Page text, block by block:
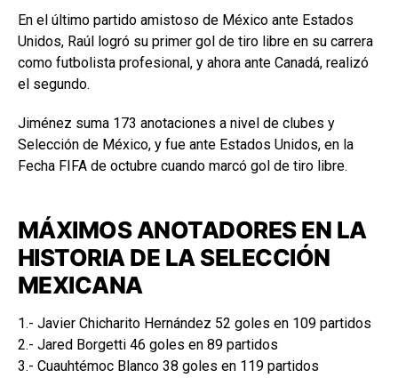
En el último partido amistoso de México ante Estados
Unidos, Raúl logró su primer gol de tiro libre en su carrera
como futbolista profesional, y ahora ante Canadá, realizó
el segundo.
Jiménez suma 173 anotaciones a nivel de clubes y
Selección de México, y fue ante Estados Unidos, en la
Fecha FIFA de octubre cuando marcó gol de tiro libre.
MÁXIMOS ANOTADORES EN LA
HISTORIA DE LA SELECCIÓN
MEXICANA
1.- Javier Chicharito Hernández 52 goles en 109 partidos
2.- Jared Borgetti 46 goles en 89 partidos
3.- Cuauhtémoc Blanco 38 goles en 119 partidos